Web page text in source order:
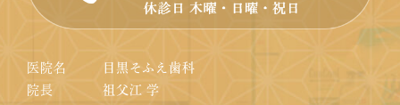
医院名
目黒そふえ歯科
院長
祖父江 学